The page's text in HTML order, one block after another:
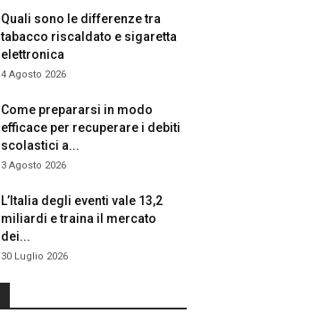
Quali sono le differenze tra
tabacco riscaldato e sigaretta
elettronica
4 Agosto 2026
Come prepararsi in modo
efficace per recuperare i debiti
scolastici a...
3 Agosto 2026
L’Italia degli eventi vale 13,2
miliardi e traina il mercato
dei...
30 Luglio 2026